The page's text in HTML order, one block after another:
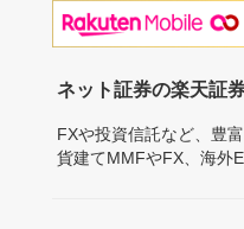
ネット証券の楽天証
FXや投資信託など、豊
貨建てMMFやFX、海外